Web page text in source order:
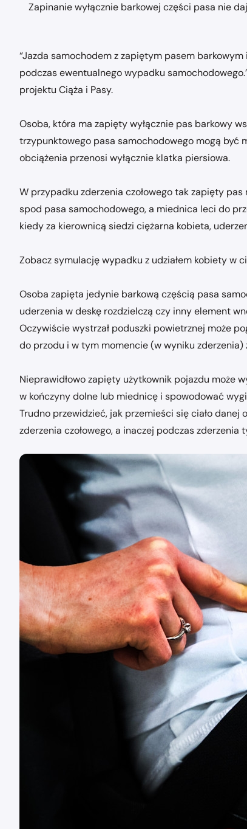
Zapinanie wyłącznie barkowej części pasa nie
“Jazda samochodem z zapiętym pasem
podczas ewentualnego wypadku
projektu Ciąża i Pasy.
Osoba, która ma zapięty wyłącznie pas barkowy
trzypunktowego pasa samochodowego mogą być
obciążenia przenosi wyłącznie klatka piersiowa.
W przypadku zderzenia czołowego tak zapięty
spod pasa samochodowego, a miednica leci do
kiedy za kierownicą siedzi ciężarna kobieta,
Zobacz symulację wypadku z udziałem kobiety w
Osoba zapięta jedynie barkową częścią pasa
uderzenia w deskę rozdzielczą czy inny element
Oczywiście wystrzał poduszki powietrznej może
do przodu i w tym momencie (w wyniku
Nieprawidłowo zapięty użytkownik pojazdu może
w kończyny dolne lub miednicę i spowodować
Trudno przewidzieć, jak przemieści się ciało danej
zderzenia czołowego, a inaczej podczas zderzenia